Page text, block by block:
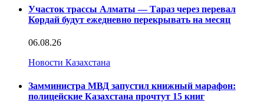
Участок трассы Алматы — Тараз через перевал
Кордай будут ежедневно перекрывать на месяц
06.08.26
Новости Казахстана
Замминистра МВД запустил книжный марафон:
полицейские Казахстана прочтут 15 книг